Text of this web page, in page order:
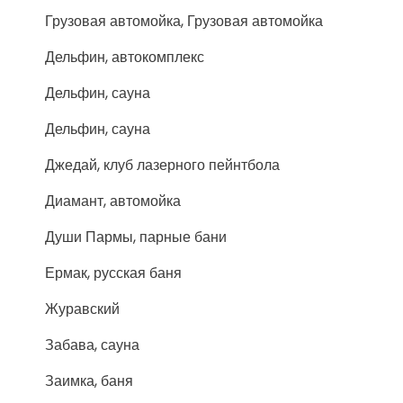
Грузовая автомойка, Грузовая автомойка
Дельфин, автокомплекс
Дельфин, сауна
Дельфин, сауна
Джедай, клуб лазерного пейнтбола
Диамант, автомойка
Души Пармы, парные бани
Ермак, русская баня
Журавский
Забава, сауна
Заимка, баня